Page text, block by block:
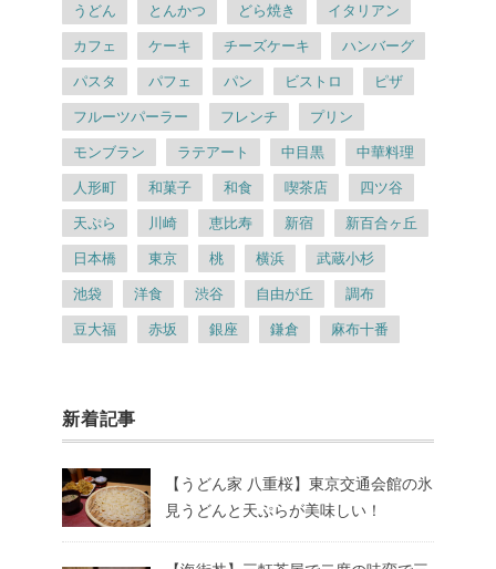
うどん とんかつ どら焼き イタリアン
カフェ ケーキ チーズケーキ ハンバーグ
パスタ パフェ パン ビストロ ピザ
フルーツパーラー フレンチ プリン
モンブラン ラテアート 中目黒 中華料理
人形町 和菓子 和食 喫茶店 四ツ谷
天ぷら 川崎 恵比寿 新宿 新百合ヶ丘
日本橋 東京 桃 横浜 武蔵小杉
池袋 洋食 渋谷 自由が丘 調布
豆大福 赤坂 銀座 鎌倉 麻布十番
新着記事
【うどん家 八重桜】東京交通会館の氷
見うどんと天ぷらが美味しい！